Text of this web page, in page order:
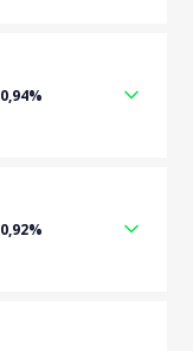
0,94%
0,92%